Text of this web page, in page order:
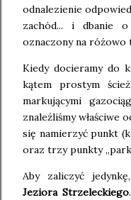
odnalezienie
zachód... i dbanie
oznaczony na różowo
Kiedy docieramy do
kątem prostym
markującymi
znaleźliśmy właściwe
się namierzyć punkt
oraz trzy punkty
Aby zaliczyć
Jeziora Strzeleckiego